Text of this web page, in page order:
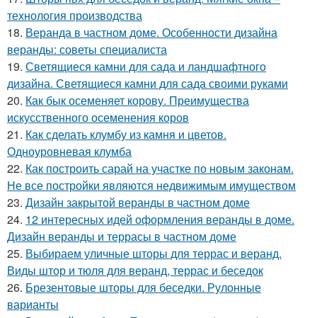
технология производства
18. Веранда в частном доме. Особенности дизайна
веранды: советы специалиста
19. Светящиеся камни для сада и ландшафтного
дизайна. Светящиеся камни для сада своими руками
20. Как бык осеменяет корову. Преимущества
искусственного осеменения коров
21. Как сделать клумбу из камня и цветов.
Одноуровневая клумба
22. Как построить сарай на участке по новым законам.
Не все постройки являются недвижимым имуществом
23. Дизайн закрытой веранды в частном доме
24. 12 интересных идей оформления веранды в доме.
Дизайн веранды и террасы в частном доме
25. Выбираем уличные шторы для террас и веранд.
Виды штор и тюля для веранд, террас и беседок
26. Брезентовые шторы для беседки. Рулонные
варианты